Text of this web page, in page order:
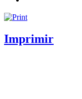
Imprimir